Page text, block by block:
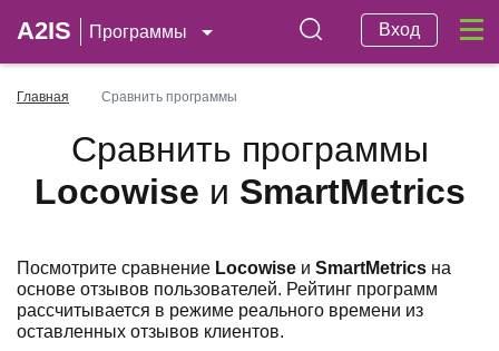
A2IS Программы Вход
Главная Сравнить программы
Сравнить программы
Locowise и SmartMetrics
Посмотрите сравнение Locowise и SmartMetrics на
основе отзывов пользователей. Рейтинг программ
рассчитывается в режиме реального времени из
оставленных отзывов клиентов.